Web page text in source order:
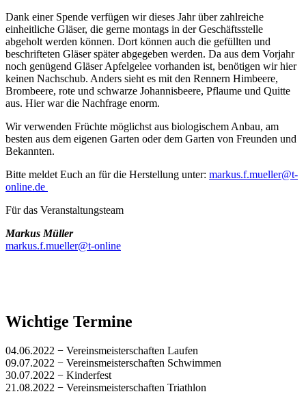
Dank einer Spende verfügen wir dieses Jahr über zahlreiche
einheitliche Gläser, die gerne montags in der Geschäftsstelle
abgeholt werden können. Dort können auch die gefüllten und
beschrifteten Gläser später abgegeben werden. Da aus dem Vorjahr
noch genügend Gläser Apfelgelee vorhanden ist, benötigen wir hier
keinen Nachschub. Anders sieht es mit den Rennern Himbeere,
Brombeere, rote und schwarze Johannisbeere, Pflaume und Quitte
aus. Hier war die Nachfrage enorm.
Wir verwenden Früchte möglichst aus biologischem Anbau, am
besten aus dem eigenen Garten oder dem Garten von Freunden und
Bekannten.
Bitte meldet Euch an für die Herstellung unter: markus.f.mueller@t-
online.de
Für das Veranstaltungsteam
Markus Müller
markus.f.mueller@t-online
Wichtige Termine
04.06.2022 − Vereinsmeisterschaften Laufen
09.07.2022 − Vereinsmeisterschaften Schwimmen
30.07.2022 − Kinderfest
21.08.2022 − Vereinsmeisterschaften Triathlon